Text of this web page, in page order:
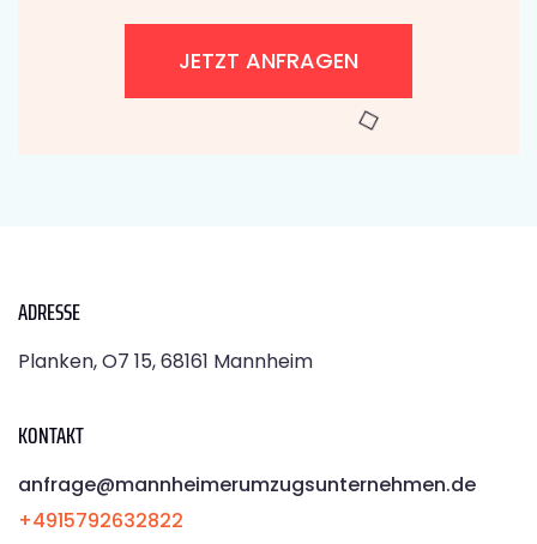
JETZT ANFRAGEN
ADRESSE
Planken, O7 15, 68161 Mannheim
KONTAKT
anfrage@mannheimerumzugsunternehmen.de
+4915792632822